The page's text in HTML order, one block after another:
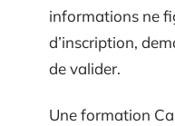
informations ne
d’inscription,
de valider.
Une formation